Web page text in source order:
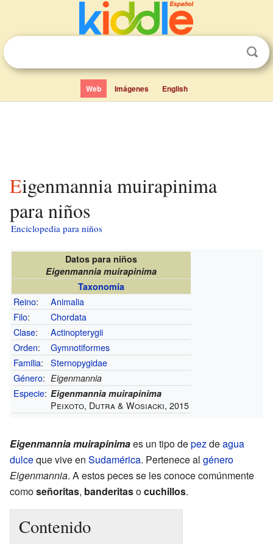
Web Imágenes English
Eigenmannia muirapinima
para niños
Enciclopedia para niños
Datos para niños
Eigenmannia muirapinima
Taxonomía
Reino:
Animalia
Filo:
Chordata
Clase:
Actinopterygii
Orden:
Gymnotiformes
Familia:
Sternopygidae
Género: Eigenmannia
Especie: Eigenmannia muirapinima
Peixoto, Dutra & Wosiacki, 2015
Eigenmannia muirapinimaes un tipo depezdeagua
dulceque vive en Sudamérica. Pertenece al género
Eigenmannia. A estos peces se les conoce comúnmente
comoseñoritas, banderitasocuchillos.
Contenido